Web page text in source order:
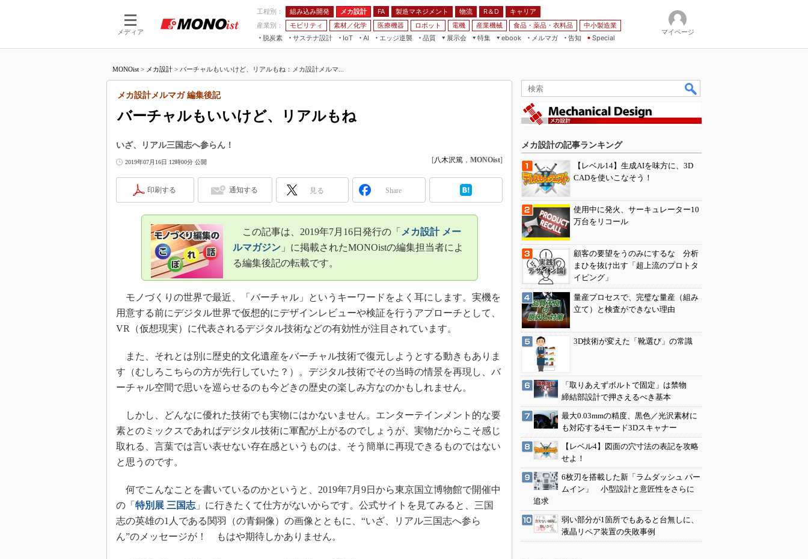
メディア
工程別： 組み込み開発 メカ設計 FA 製造マネジメント 物流 R＆D
キャリア
産業別：
モビリティ 素材／化学 医療機器 ロボット 電機 産業機械 食品・薬品・衣料品
中小製造業
脱炭素
サステナ設計
IoT
つながる工場
AI
AI×設備保全
エッジ逆襲 品質
展示会
JIMTOF
IIFES
EdgeTech+
日本ものづくりワールド
AUTOMOTIVE WORLD
産業オープンネット展
特集
車載ソフト開発
ISO26262
無償設計ツール
デジタルツインとCAE
S＆OP
インダストリー4.0
製造業ビッグデータ
メイドインジャパン
知財マネジメント
海外生産
新型コロナへの対応
ebook
メルマガ
告知 Special
マイページ
MONOist > メカ設計 > バーチャルもいいけど、リアルもね：メカ設計メルマ...
バーチャルもいいけど、リアルもね
メカ設計メルマガ 編集後記
いざ、リアル三国志へ参らん！
2019年07月16日 12時00分 公開 [八木沢篤 ， MONOist]
印刷する 通知する 見る Share
この記事は、2019年7月16日発行の「 メカ設計 メー
ルマガジン」に掲載されたMONOistの編集担当者によ
る編集後記の転載です。
モノづくりの世界で最近、「バーチャル」というキーワードをよく耳にします。実機を
用意する前にデジタル世界で仮想的にデザインレビューや検証を行うアプローチとして、
VR（仮想現実）に代表されるデジタル技術などの有効性が注目されています。
また、それとは別に歴史的文化遺産をバーチャル技術で復元しようとする動きもありま
す（むしろこちらの方が先行していた？）。デジタル技術でその当時の情景を再現し、バ
ーチャル空間で思いを巡らせるのも今どきの歴史の楽しみ方なのかもしれません。
しかし、どんなに優れた技術でも実物にはかないません。エンターテインメント的な要
素とのミックスであればデジタル技術に軍配が上がるのでしょうが、実物だからこそ感じ
取れる、言葉では言い表せない存在感というものは、そう簡単に再現できるものではない
と思うのです。
何でこんなことを書いているのかというと、2019年7月9日から東京国立博物館で開催中
の「 特別展 三国志 」に行きたくて仕方がないからです。公式サイトを見てみると、三国
志の英雄の1人である関羽（の青銅像）の画像とともに、“いざ、リアル三国志へ参ら
ん”のメッセージが！ もはや期待しかありません。
メカ設計の記事ランキング
【レベル14】生成AIを味方に、3D
CADを使いこなそう！
使用中に発火、サーキュレーター10
万台をリコール
顧客の要望をうのみにするな 分析
まひを抜け出す「超上流のプロトタ
イピング」
量産プロセスで、完璧な量産（組み
立て）と検査ができない理由
3D技術が変えた「靴選び」の常識
「取りあえずボルトで固定」は禁物
締結部設計で押さえるべき基本
最大0.03mmの精度、黒色／光沢素材に
も対応する4モード3Dスキャナー
【レベル4】図面の穴寸法の表記を攻略
せよ！
6枚刃を搭載した新「ラムダッシュ パー
ムイン」 小型設計と意匠性をさらに
追求
弱い部分が1箇所でもあると台無しに、
液晶リペア装置の失敗事例